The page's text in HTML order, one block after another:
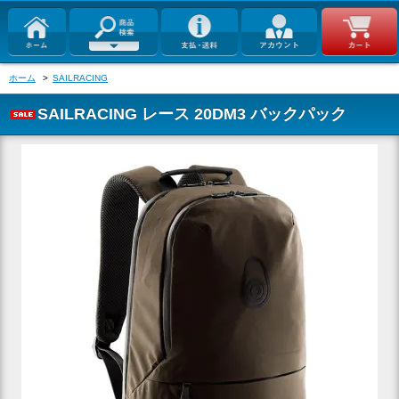
ホーム > SAILRACING
SAILRACING レース 20DM3 バックパック